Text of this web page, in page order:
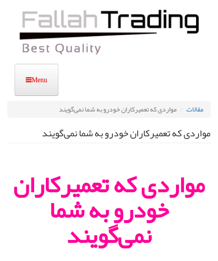
مقالات مواردی که تعمیرکاران خودرو به شما نمی‌گویند
مواردی که تعمیرکاران خودرو به شما نمی‌گویند
مواردی که تعمیرکاران
خودرو به شما
نمی‌گویند